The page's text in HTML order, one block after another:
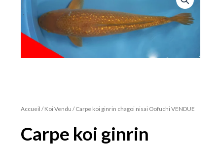
Accueil /Koi Vendu / Carpe koi ginrin chagoi nisai Oofuchi VENDUE
Carpe koi ginrin